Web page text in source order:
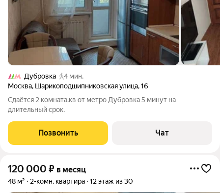
Дубровка
4 мин.
Москва, Шарикоподшипниковская улица,16
Сдаётся 2 комната.кв от метро Дубровка 5 минут на
длительный срок.
Позвонить Чат
120 000 ₽ в месяц
48 м² 2-комн. квартира 12 этаж из 30